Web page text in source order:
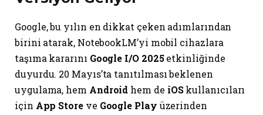
Google, bu yılın en dikkat çeken adımlarından
birini atarak, NotebookLM’yi mobil cihazlara
taşıma kararını Google I/O 2025etkinliğinde
duyurdu. 20 Mayıs’ta tanıtılması beklenen
uygulama, hem Android hem de iOSkullanıcıları
için App Storeve Google Play üzerinden